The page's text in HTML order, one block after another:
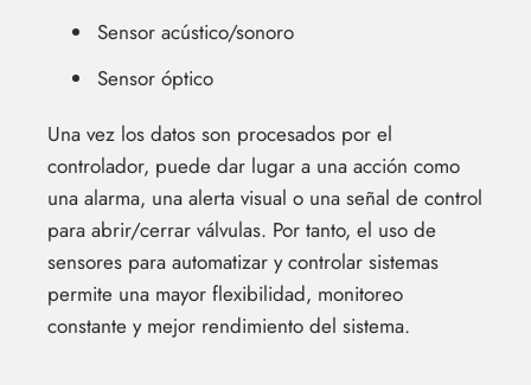
Sensor acústico/sonoro
Sensor óptico
Una vez los datos son procesados por el
controlador, puede dar lugar a una acción como
una alarma, una alerta visual o una señal de control
para abrir/cerrar válvulas. Por tanto, el uso de
sensores para automatizar y controlar sistemas
permite una mayor flexibilidad, monitoreo
constante y mejor rendimiento del sistema.